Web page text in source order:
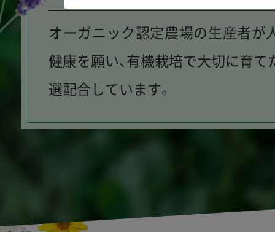
オーガニック認定農場の生産者が
健康を願い、有機栽培で大切に育て
選配合しています。